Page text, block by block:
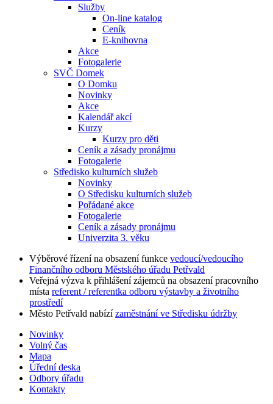
Služby
On-line katalog
Ceník
E-knihovna
Akce
Fotogalerie
SVČ Domek
O Domku
Novinky
Akce
Kalendář akcí
Kurzy
Kurzy pro děti
Ceník a zásady pronájmu
Fotogalerie
Středisko kulturních služeb
Novinky
O Středisku kulturních služeb
Pořádané akce
Fotogalerie
Ceník a zásady pronájmu
Univerzita 3. věku
Výběrové řízení na obsazení funkce vedoucí/vedoucího
Finančního odboru Městského úřadu Petřvald
Veřejná výzva k přihlášení zájemců na obsazení pracovního
místa referent / referentka odboru výstavby a životního
prostředí
Město Petřvald nabízízaměstnání ve Středisku údržby
Novinky
Volný čas
Mapa
Úřední deska
Odbory úřadu
Kontakty